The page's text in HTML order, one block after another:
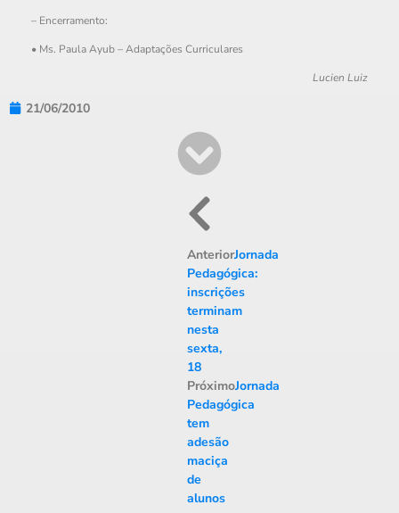
– Encerramento:
• Ms. Paula Ayub – Adaptações Curriculares
Lucien Luiz
21/06/2010
AnteriorJornada
Pedagógica:
inscrições
terminam
nesta
sexta,
18
PróximoJornada
Pedagógica
tem
adesão
maciça
de
alunos